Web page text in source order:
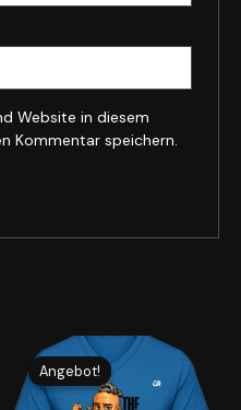
Website in diesem
Kommentar speichern.
Angebot!
Angebot!
Ursprünglicher
Preis
war:
24,99 €
Aktueller
Preis
20,24 €.